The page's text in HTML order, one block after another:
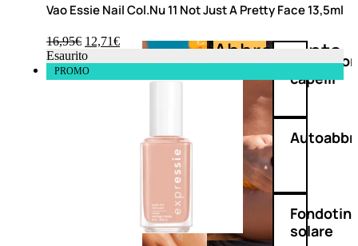
Protezione
Abbronzante
capelli
solare
Vao Essie Nail Col.Nu 11 Not Just A Pretty Face 13,5ml
16,95€ 12,71€
Esaurito
PROMO